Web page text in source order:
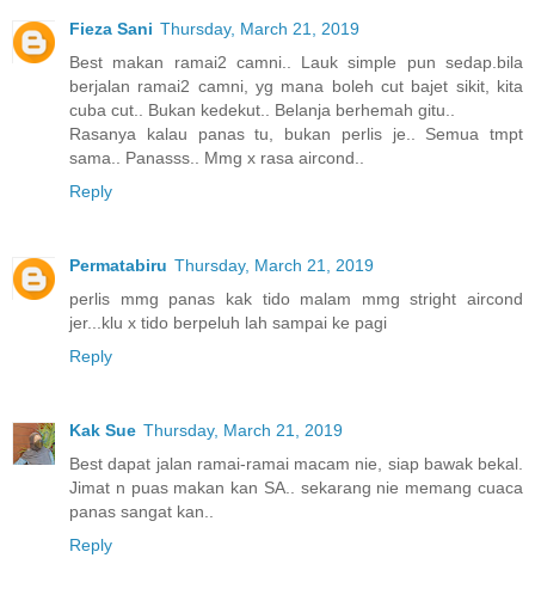
Fieza Sani Thursday, March 21, 2019
Best makan ramai2 camni.. Lauk simple pun sedap.bila
berjalan ramai2 camni, yg mana boleh cut bajet sikit, kita
cuba cut.. Bukan kedekut.. Belanja berhemah gitu..
Rasanya kalau panas tu, bukan perlis je.. Semua tmpt
sama.. Panasss.. Mmg x rasa aircond..
Reply
Permatabiru Thursday, March 21, 2019
perlis mmg panas kak tido malam mmg stright aircond
jer...klu x tido berpeluh lah sampai ke pagi
Reply
Kak Sue Thursday, March 21, 2019
Best dapat jalan ramai-ramai macam nie, siap bawak bekal.
Jimat n puas makan kan SA.. sekarang nie memang cuaca
panas sangat kan..
Reply